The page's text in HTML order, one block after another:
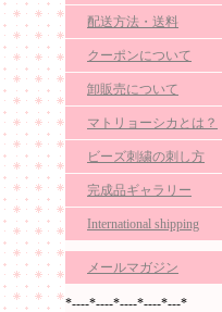
配送方法・送料
クーポンについて
卸販売について
マトリョーシカとは？
ビーズ刺繍の刺し方
完成品ギャラリー
International shipping
メールマガジン
*----*----*----*----*---*